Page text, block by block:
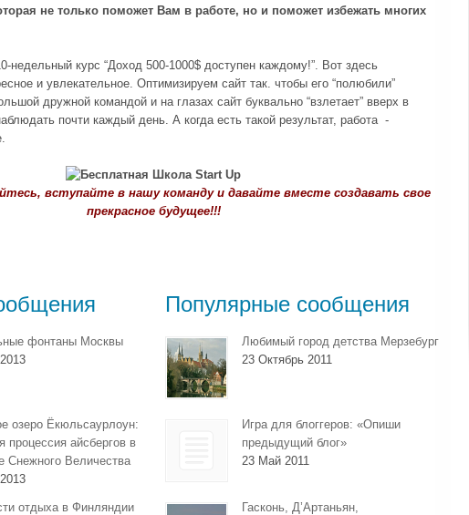
не только поможет Вам в работе, но и поможет избежать многих
недельный курс “Доход 500-1000$ доступен каждому!”. Вот здесь
и увлекательное. Оптимизируем сайт так. чтобы его “полюбили”
дружной командой и на глазах сайт буквально “взлетает” вверх в
почти каждый день. А когда есть такой результат, работа -
вступайте в нашу команду и давайте вместе создавать свое
прекрасное будущее!!!
фонтаны Москвы
озеро Ёкюльсаурлоун:
процессия айсбергов в
Снежного Величества
отдыха в Финляндии
Популярные сообщения
Любимый город детства Мерзебург
23 Октябрь 2011
Игра для блоггеров: «Опиши
предыдущий блог»
23 Май 2011
Гасконь, Д’Артаньян,